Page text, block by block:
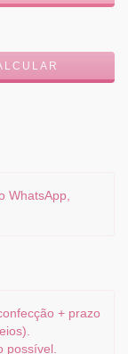
WhatsApp,
+ prazo
possível.